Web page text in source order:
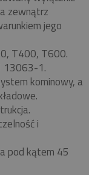
zewnątrz
jego
T400, T600.
13063-1.
kominowy, a
i
pod kątem 45